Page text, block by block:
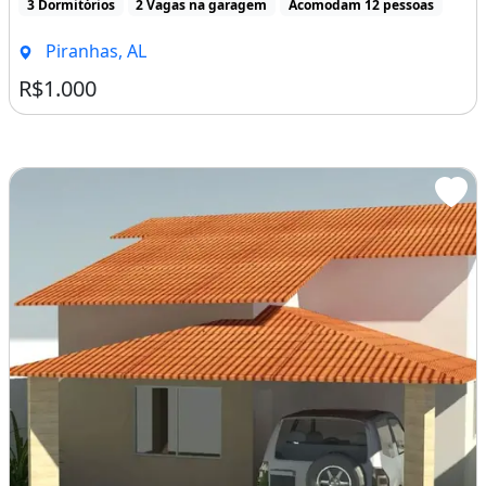
?
Reserve já e garanta seus dias de descanso!
Área de serviço
3 Dormitórios 2 Vagas na garagem Acomodam 12 pessoas
Piranhas, AL
R$1.000